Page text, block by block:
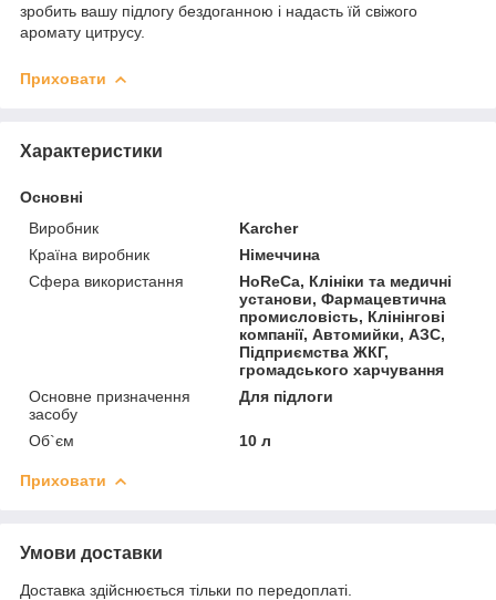
зробить вашу підлогу бездоганною і надасть їй свіжого
аромату цитрусу.
Приховати
Характеристики
Основні
Виробник
Karcher
Країна виробник
Німеччина
Сфера використання
HoReCa, Клініки та медичні
установи, Фармацевтична
промисловість, Клінінгові
компанії, Автомийки, АЗС,
Підприємства ЖКГ,
громадського харчування
Основне призначення
засобу
Для підлоги
Об`єм 10 л
Приховати
Умови доставки
Доставка здійснюється тільки по передоплаті.